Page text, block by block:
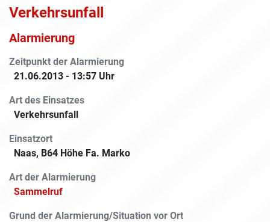
Verkehrsunfall
Alarmierung
Zeitpunkt der Alarmierung
21.06.2013 - 13:57 Uhr
Art des Einsatzes
Verkehrsunfall
Einsatzort
Naas, B64 Höhe Fa. Marko
Art der Alarmierung
Sammelruf
Grund der Alarmierung/Situation vor Ort